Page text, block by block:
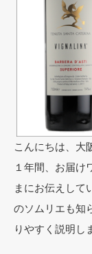
こんにちは、大
１年間、お届け
まにお伝えして
のソムリエも知
りやすく説明し